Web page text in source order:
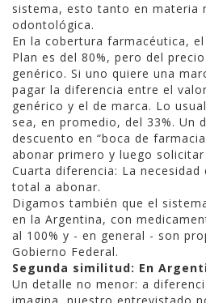
sistema, esto tanto en materia
odontológica.
En la cobertura farmacéutica,
Plan es del 80%, pero del
genérico. Si uno quiere una
pagar la diferencia entre el
genérico y el de marca. Lo
sea, en promedio, del 33%. Un
descuento en “boca de
abonar primero y luego
Cuarta diferencia: La
total a abonar.
Digamos también que el
en la Argentina, con
al 100% y - en general - son
Gobierno Federal.
Segunda similitud: En
Un detalle no menor: a